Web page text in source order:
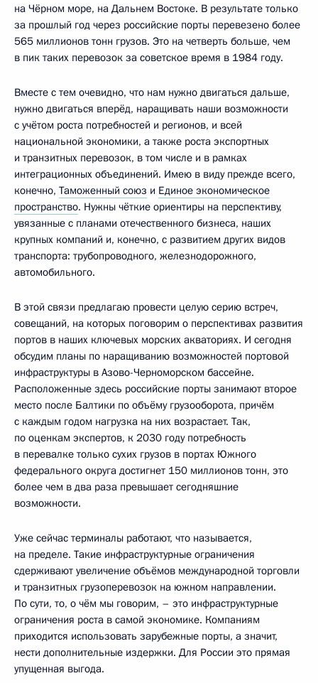
на Чёрном море, на Дальнем Востоке. В результате только
за прошлый год через российские порты перевезено более
565 миллионов тонн грузов. Это на четверть больше, чем
в пик таких перевозок за советское время в 1984 году.
Вместе с тем очевидно, что нам нужно двигаться дальше,
нужно двигаться вперёд, наращивать наши возможности
с учётом роста потребностей и регионов, и всей
национальной экономики, а также роста экспортных
и транзитных перевозок, в том числе и в рамках
интеграционных объединений. Имею в виду прежде всего,
конечно, Таможенный союз и Единое экономическое
пространство. Нужны чёткие ориентиры на перспективу,
увязанные с планами отечественного бизнеса, наших
крупных компаний и, конечно, с развитием других видов
транспорта: трубопроводного, железнодорожного,
автомобильного.
В этой связи предлагаю провести целую серию встреч,
совещаний, на которых поговорим о перспективах развития
портов в наших ключевых морских акваториях. И сегодня
обсудим планы по наращиванию возможностей портовой
инфраструктуры в Азово-Черноморском бассейне.
Расположенные здесь российские порты занимают второе
место после Балтики по объёму грузооборота, причём
с каждым годом нагрузка на них возрастает. Так,
по оценкам экспертов, к 2030 году потребность
в перевалке только сухих грузов в портах Южного
федерального округа достигнет 150 миллионов тонн, это
более чем в два раза превышает сегодняшние
возможности.
Уже сейчас терминалы работают, что называется,
на пределе. Такие инфраструктурные ограничения
сдерживают увеличение объёмов международной торговли
и транзитных грузоперевозок на южном направлении.
По сути, то, о чём мы говорим, – это инфраструктурные
ограничения роста в самой экономике. Компаниям
приходится использовать зарубежные порты, а значит,
нести дополнительные издержки. Для России это прямая
упущенная выгода.